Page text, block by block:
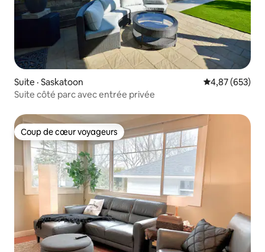
Suite · Saskatoon Note
4,87 (653)
Suite côté parc avec entrée privée
Coup de cœur voyageurs
Coup de cœur voyageurs